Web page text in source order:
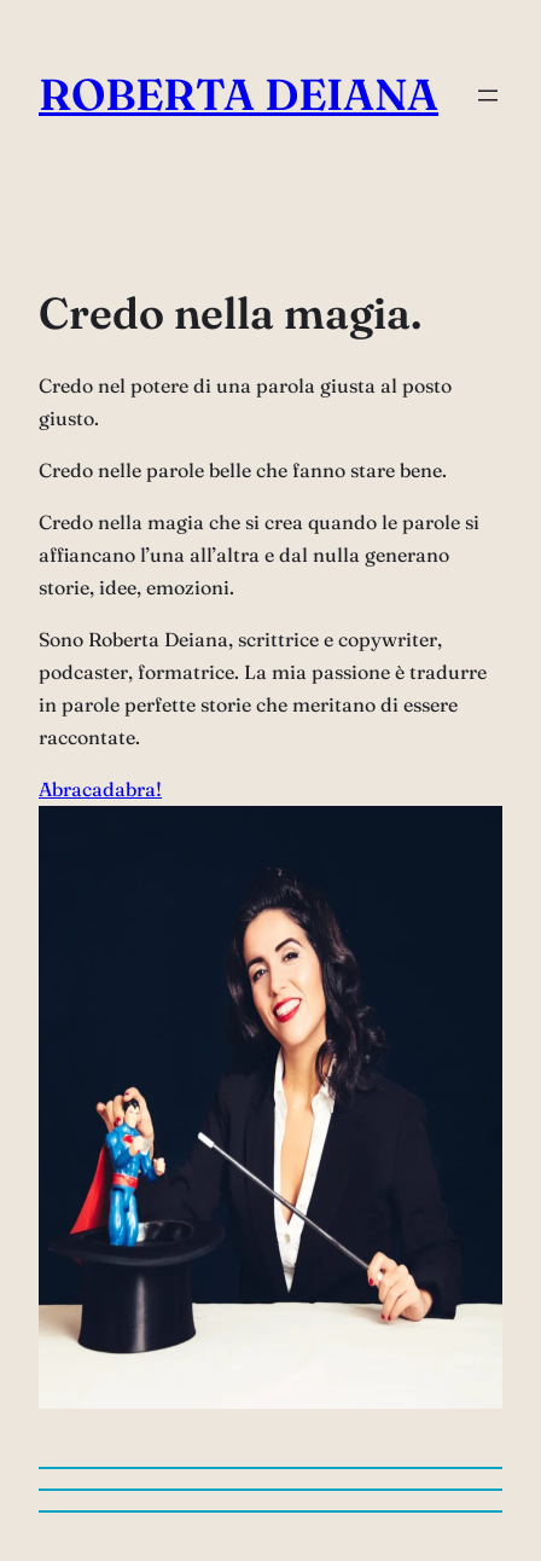
contenuto
ROBERTA DEIANA
Credo nella magia.
Credo nel potere di una parola giusta al posto
giusto.
Credo nelle parole belle che fanno stare bene.
Credo nella magia che si crea quando le parole si
affiancano l’una all’altra e dal nulla generano
storie, idee, emozioni.
Sono Roberta Deiana, scrittrice e copywriter,
podcaster, formatrice. La mia passione è tradurre
in parole perfette storie che meritano di essere
raccontate.
Abracadabra!